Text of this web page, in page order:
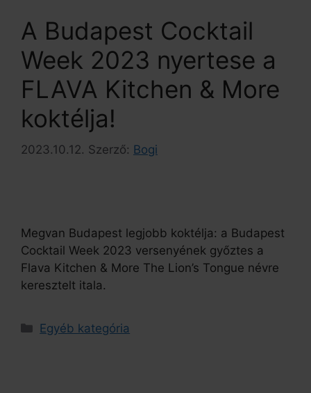
A Budapest Cocktail
Week 2023 nyertese a
FLAVA Kitchen & More
koktélja!
2023.10.12. Szerző: Bogi
Megvan Budapest legjobb koktélja: a Budapest
Cocktail Week 2023 versenyének győztes a
Flava Kitchen & More The Lion’s Tongue névre
keresztelt itala.
Egyéb kategória